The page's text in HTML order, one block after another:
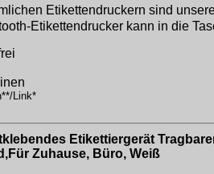
Etikettendruckern sind
Etikettendrucker kann in die
Link*
Etikettiergerät
Zuhause, Büro, Weiß